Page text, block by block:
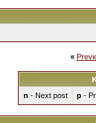
«
n - Next post p-